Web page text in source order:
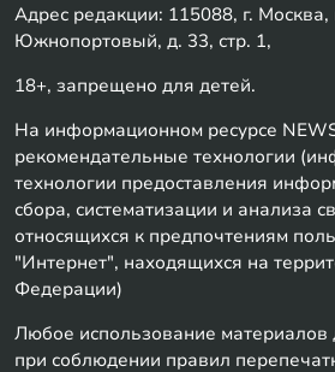
Адрес редакции: 115088, г.
Южнопортовый, д. 33, стр. 1,
18+, запрещено для детей.
На информационном ресурсе
рекомендательные технологии
технологии предоставления
сбора, систематизации и анализа
относящихся к предпочтениям
"Интернет", находящихся на
Федерации)
Любое использование материалов
при соблюдении правил